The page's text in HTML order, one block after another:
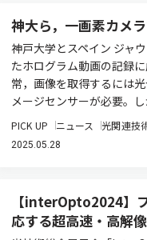
神大ら，一画素カメ
神戸大学とスペイン ジャ
たホログラム動画の記録
常，画像を取得するには
メージセンサーが必要。
PICK UP ニュース 光関連技
2025.05.28
【interOpto2024】
応する超高速・高解